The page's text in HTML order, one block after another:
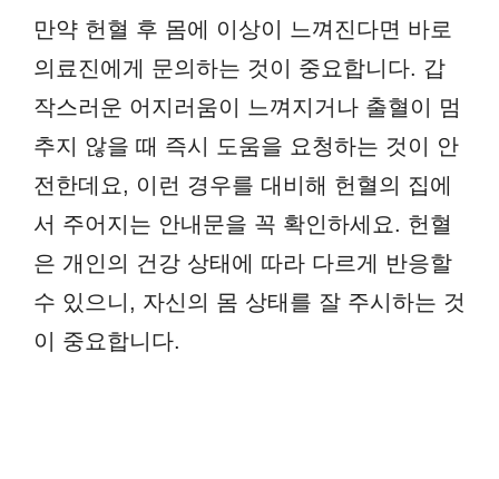
만약 헌혈 후 몸에 이상이 느껴진다면 바로
의료진에게 문의하는 것이 중요합니다. 갑
작스러운 어지러움이 느껴지거나 출혈이 멈
추지 않을 때 즉시 도움을 요청하는 것이 안
전한데요, 이런 경우를 대비해 헌혈의 집에
서 주어지는 안내문을 꼭 확인하세요. 헌혈
은 개인의 건강 상태에 따라 다르게 반응할
수 있으니, 자신의 몸 상태를 잘 주시하는 것
이 중요합니다.